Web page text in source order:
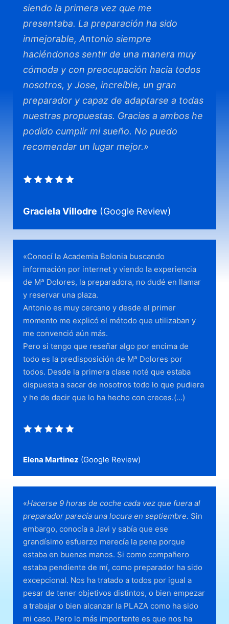
siendo la primera vez que me
presentaba. La preparación ha sido
inmejorable, Antonio siempre
haciéndonos sentir de una manera muy
cómoda y con preocupación hacia todos
nosotros, y Jose, increíble, un gran
preparador y capaz de adaptarse a todas
nuestras propuestas. Gracias a ambos he
podido cumplir mi sueño. No puedo
recomendar un lugar mejor.»
Graciela Villodre (Google Review)
«Conocí la Academia Bolonia buscando
información por internet y viendo la experiencia
de Mª Dolores, la preparadora, no dudé en llamar
y reservar una plaza.
Antonio es muy cercano y desde el primer
momento me explicó el método que utilizaban y
me convenció aún más.
Pero si tengo que reseñar algo por encima de
todo es la predisposición de Mª Dolores por
todos. Desde la primera clase noté que estaba
dispuesta a sacar de nosotros todo lo que pudiera
y he de decir que lo ha hecho con creces.(…)​
Elena Martinez (Google Review)
«Hacerse 9 horas de coche cada vez que fuera al
preparador parecía una locura en septiembre. Sin
embargo, conocía a Javi y sabía que ese
grandísimo esfuerzo merecía la pena porque
estaba en buenas manos. Si como compañero
estaba pendiente de mí, como preparador ha sido
excepcional. Nos ha tratado a todos por igual a
pesar de tener objetivos distintos, o bien empezar
a trabajar o bien alcanzar la PLAZA como ha sido
mi caso. Pero lo más importante es que nos ha